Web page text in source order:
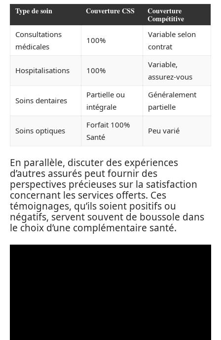
Type de soin Couverture CSS Couverture
Compétitive
Consultations
médicales
100%
Variable selon
contrat
Hospitalisations 100%
Variable,
assurez-vous
Soins dentaires
Partielle ou
intégrale
Généralement
partielle
Soins optiques
Forfait 100%
Santé
Peu varié
En parallèle, discuter des expériences
d’autres assurés peut fournir des
perspectives précieuses sur la satisfaction
concernant les services offerts. Ces
témoignages, qu’ils soient positifs ou
négatifs, servent souvent de boussole dans
le choix d’une complémentaire santé.